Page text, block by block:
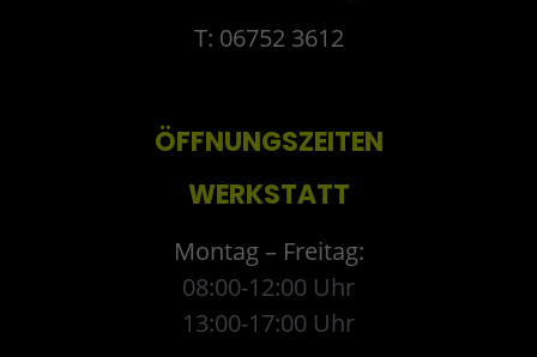
T: 06752 3612
ÖFFNUNGSZEITEN
WERKSTATT
Montag – Freitag:
08:00-12:00 Uhr
13:00-17:00 Uhr